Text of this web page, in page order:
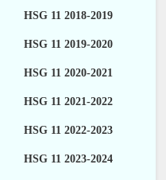
HSG 11 2018-2019
HSG 11 2019-2020
HSG 11 2020-2021
HSG 11 2021-2022
HSG 11 2022-2023
HSG 11 2023-2024